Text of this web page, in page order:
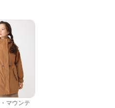
マウンテ